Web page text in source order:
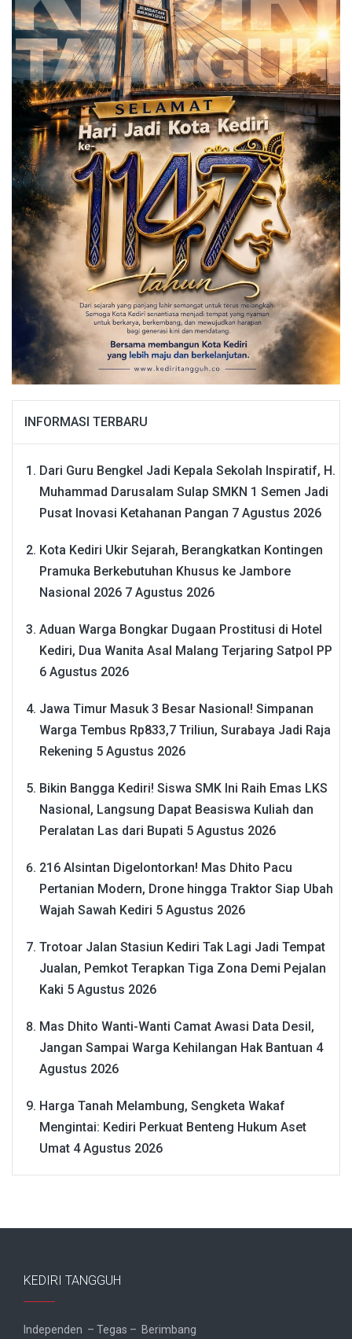
INFORMASI TERBARU
Dari Guru Bengkel Jadi Kepala Sekolah Inspiratif, H.
Muhammad Darusalam Sulap SMKN 1 Semen Jadi
Pusat Inovasi Ketahanan Pangan 7 Agustus 2026
Kota Kediri Ukir Sejarah, Berangkatkan Kontingen
Pramuka Berkebutuhan Khusus ke Jambore
Nasional 2026 7 Agustus 2026
Aduan Warga Bongkar Dugaan Prostitusi di Hotel
Kediri, Dua Wanita Asal Malang Terjaring Satpol PP
6 Agustus 2026
Jawa Timur Masuk 3 Besar Nasional! Simpanan
Warga Tembus Rp833,7 Triliun, Surabaya Jadi Raja
Rekening 5 Agustus 2026
Bikin Bangga Kediri! Siswa SMK Ini Raih Emas LKS
Nasional, Langsung Dapat Beasiswa Kuliah dan
Peralatan Las dari Bupati 5 Agustus 2026
216 Alsintan Digelontorkan! Mas Dhito Pacu
Pertanian Modern, Drone hingga Traktor Siap Ubah
Wajah Sawah Kediri 5 Agustus 2026
Trotoar Jalan Stasiun Kediri Tak Lagi Jadi Tempat
Jualan, Pemkot Terapkan Tiga Zona Demi Pejalan
Kaki 5 Agustus 2026
Mas Dhito Wanti-Wanti Camat Awasi Data Desil,
Jangan Sampai Warga Kehilangan Hak Bantuan 4
Agustus 2026
Harga Tanah Melambung, Sengketa Wakaf
Mengintai: Kediri Perkuat Benteng Hukum Aset
Umat 4 Agustus 2026
KEDIRI TANGGUH
Independen – Tegas – Berimbang